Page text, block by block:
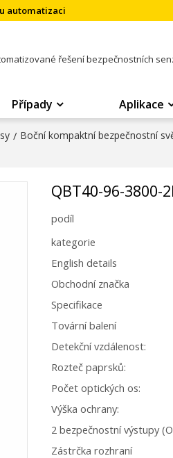
automatizaci
řešení bezpečnostních
Případy Aplikace
/ Boční kompaktní bezpečnostní
QBT40-96-3800-
podíl
kategorie
English details
Obchodní značka
Specifikace
Tovární balení
Detekční vzdálenost:
Rozteč paprsků:
Počet optických os:
Výška ochrany:
2 bezpečnostní výstupy
Zástrčka rozhraní